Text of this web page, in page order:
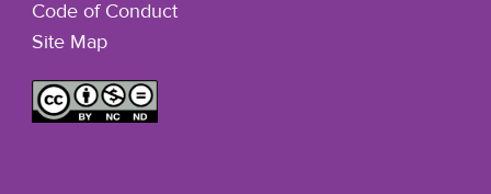
Code of Conduct
Site Map